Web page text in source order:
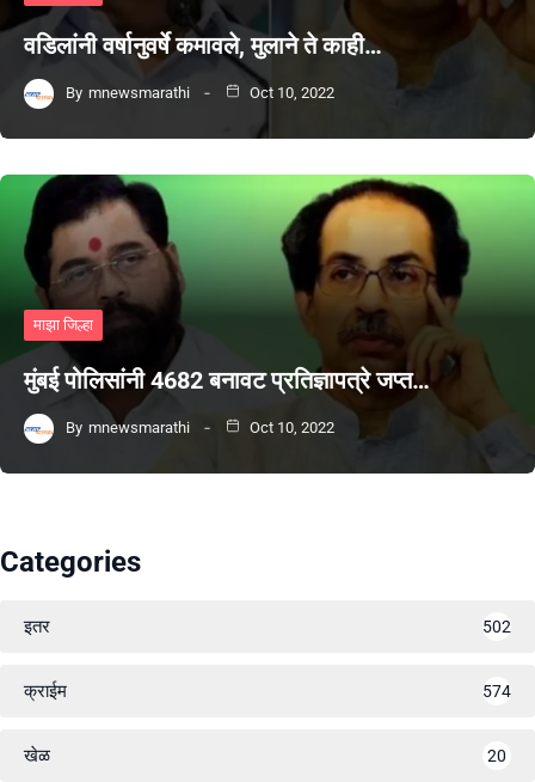
वडिलांनी वर्षानुवर्षे कमावले, मुलाने ते काही…
By mnewsmarathi Oct 10, 2022
माझा जिल्हा
मुंबई पोलिसांनी 4682 बनावट प्रतिज्ञापत्रे जप्त…
By mnewsmarathi Oct 10, 2022
Categories
इतर 502
क्राईम 574
खेळ 20